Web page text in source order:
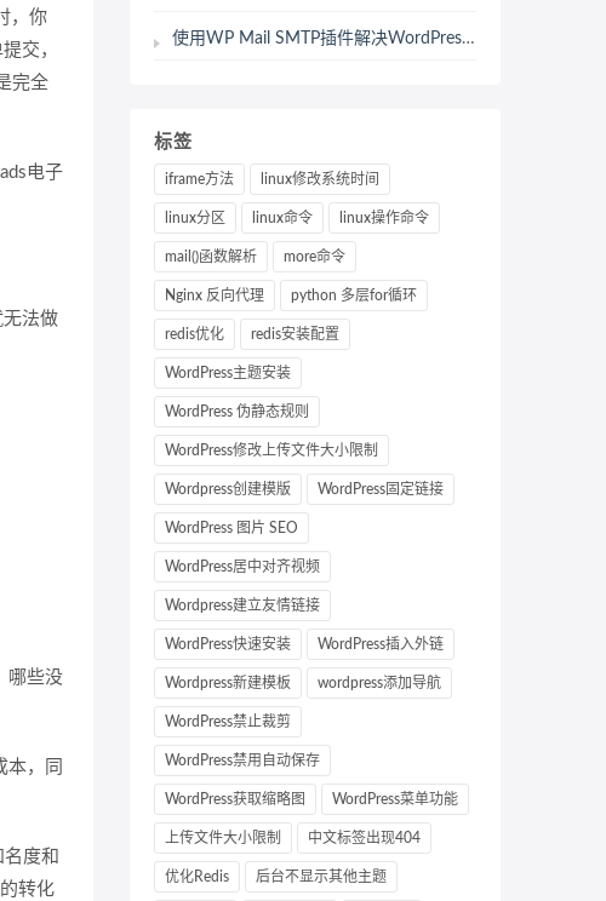
，你
交，
完全
电子
法做
哪些没
本，同
度和
转化
使用WP Mail SMTP插件解决WordPress注册和评论邮件无法发送的问题
标签
iframe方法 linux修改系统时间
linux分区 linux命令 linux操作命令
mail()函数解析 more命令
Nginx 反向代理 python 多层for循环
redis优化 redis安装配置
WordPress主题安装
WordPress 伪静态规则
WordPress修改上传文件大小限制
Wordpress创建模版 WordPress固定链接
WordPress 图片 SEO
WordPress居中对齐视频
Wordpress建立友情链接
WordPress快速安装 WordPress插入外链
Wordpress新建模板 wordpress添加导航
WordPress禁止裁剪
WordPress禁用自动保存
WordPress获取缩略图 WordPress菜单功能
上传文件大小限制 中文标签出现404
优化Redis 后台不显示其他主题